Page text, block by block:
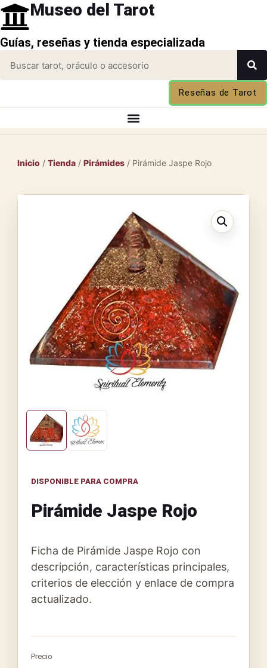
Museo del Tarot
Guías, reseñas y tienda especializada
Reseñas de Tarot
Inicio / Tienda / Pirámides / Pirámide Jaspe Rojo
DISPONIBLE PARA COMPRA
Pirámide Jaspe Rojo
Ficha de Pirámide Jaspe Rojo con
descripción, características principales,
criterios de elección y enlace de compra
actualizado.
Precio